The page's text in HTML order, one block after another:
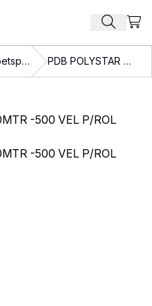
Zoek
Poetspapier en doeken PDB POLYSTAR 30CM X 190MTR -500 VEL P/ROL